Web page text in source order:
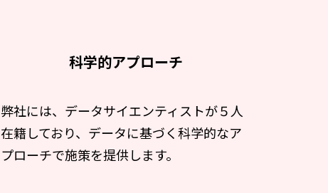
科学的アプローチ
弊社には、データサイエンティストが５人
在籍しており、データに基づく科学的なア
プローチで施策を提供します。